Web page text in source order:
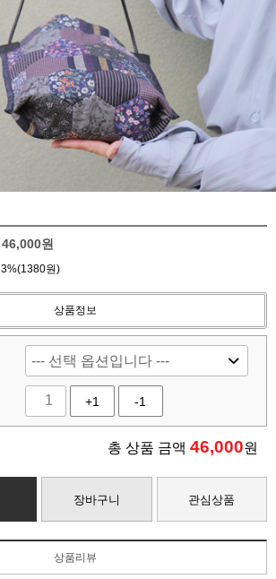
46,000원
3%(1380원)
상품정보
+1 -1
총 상품 금액 46,000원
장바구니 관심상품
상품리뷰